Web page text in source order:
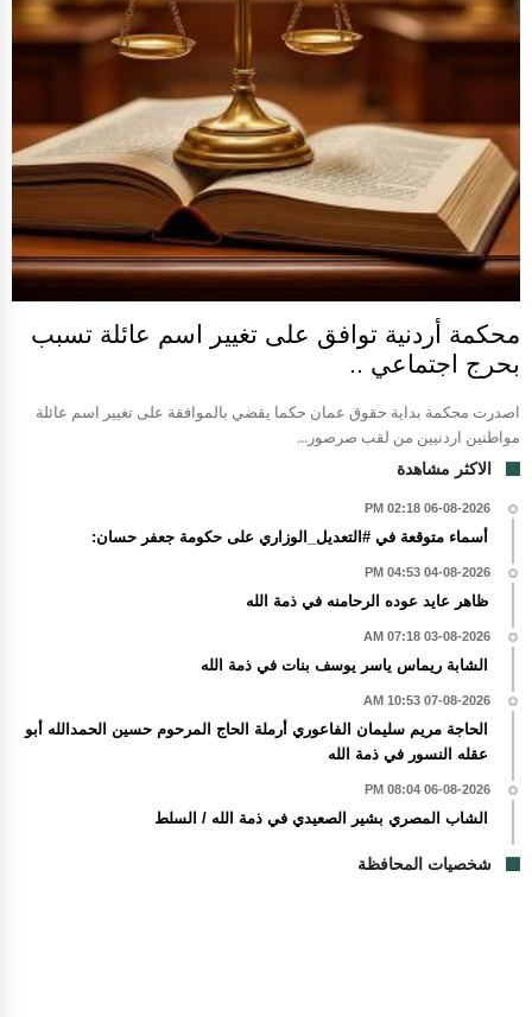
محكمة أردنية توافق على تغيير اسم عائلة تسبب
بحرج اجتماعي ..
اصدرت محكمة بداية حقوق عمان حكما يقضي بالموافقة على تغيير اسم عائلة
مواطنين اردنيين من لقب صرصور...
الاكثر مشاهدة
06-08-2026 02:18 PM
أسماء متوقعة في #التعديل_الوزاري على حكومة جعفر حسان:
04-08-2026 04:53 PM
ظاهر عايد عوده الرحامنه في ذمة الله
03-08-2026 07:18 AM
الشابة ريماس ياسر يوسف بنات في ذمة الله
07-08-2026 10:53 AM
الحاجة مريم سليمان الفاعوري أرملة الحاج المرحوم حسين الحمدالله أبو
عقله النسور في ذمة الله
06-08-2026 08:04 PM
الشاب المصري بشير الصعيدي في ذمة الله / السلط
شخصيات المحافظة